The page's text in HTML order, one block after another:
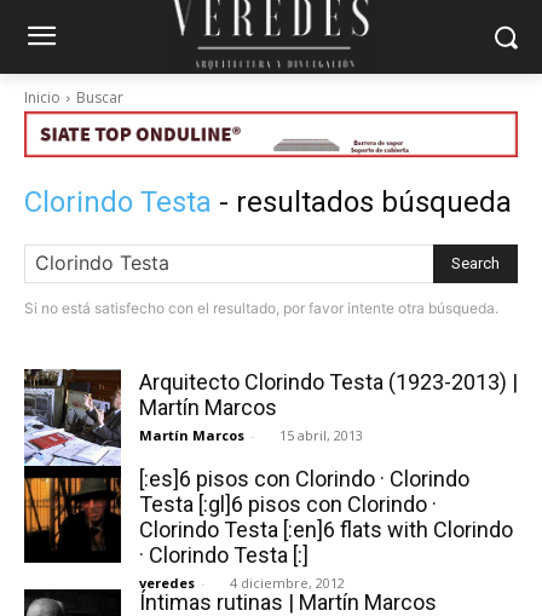
Inicio Buscar
Clorindo Testa - resultados búsqueda
Search
Si no está satisfecho con el resultado, por favor intente otra búsqueda.
Arquitecto Clorindo Testa (1923-2013) |
Martín Marcos
Martín Marcos - 15 abril, 2013
[:es]6 pisos con Clorindo · Clorindo
Testa [:gl]6 pisos con Clorindo ·
Clorindo Testa [:en]6 flats with Clorindo
· Clorindo Testa [:]
veredes - 4 diciembre, 2012
Íntimas rutinas | Martín Marcos